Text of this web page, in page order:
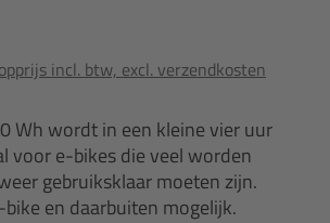
incl. btw, excl. verzendkosten
Wh wordt in een kleine vier uur
voor e-bikes die veel worden
gebruiksklaar moeten zijn.
en daarbuiten mogelijk.